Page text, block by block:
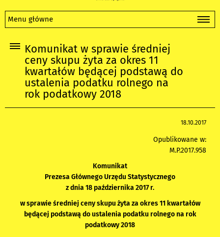
Menu główne
Komunikat w sprawie średniej
ceny skupu żyta za okres 11
kwartałów będącej podstawą do
ustalenia podatku rolnego na
rok podatkowy 2018
18.10.2017
Opublikowane w:
M.P.2017.958
Komunikat
Prezesa Głównego Urzędu Statystycznego
z dnia 18 października 2017 r.
w sprawie średniej ceny skupu żyta za okres 11 kwartałów
będącej podstawą do ustalenia podatku rolnego na rok
podatkowy 2018